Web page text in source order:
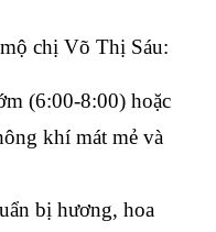
chị Võ Thị Sáu:
(6:00-8:00) hoặc
khí mát mẻ và
bị hương, hoa